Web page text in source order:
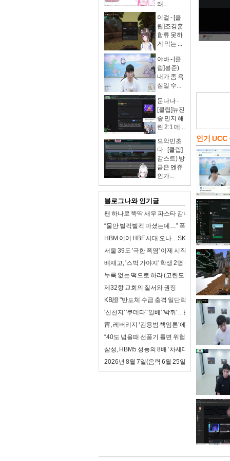
왜...
이걸 - [클
립]조경훈
합류 못하
게 막는 ...
야바 - [클
립]봉준)
내가 좀 욕
심일 수...
문나나 -
[클립]뉴진
숲 민지 해
린 2:1 데...
으악민초
다 - [클립]
감스트) 방
금은 엔쥬
인가...
블로그나와 인기글
팬 하나로 뚝딱 새우 파스타 감바스 원팬파스타
“물만 벌컥벌컥 마셨는데…” 폭염에 맹물이 독
HBM 이어 HBF 시대 오나…SK하이닉스, 첫 표
서울 39도 '극한 폭염' 이제 시작일 뿐…전문가
배재고, '스벅 가야지' 학생 2명 중징계
누룩 없는 떡으로 하라 (고린도전서5장 1-8절)
제32항 교회의 질서와 권징
KB證 "반도체 수급 충격 일단락…8월 실적 장
'신천지' '쿠데타' '일베' '박쥐'…난타전 치닫는
靑, 레버리지 ‘김용범 책임론’에 “대책 챙기는 게
“40도 넘을때 선풍기 틀면 위험”…WHO의 폭염
삼성, HBM5 성능의 8배 ‘차세대 zHBM’ 승부수
2026년 8월 7일(음력 6월 25일) 금요일 띠별 운
인기 UCC